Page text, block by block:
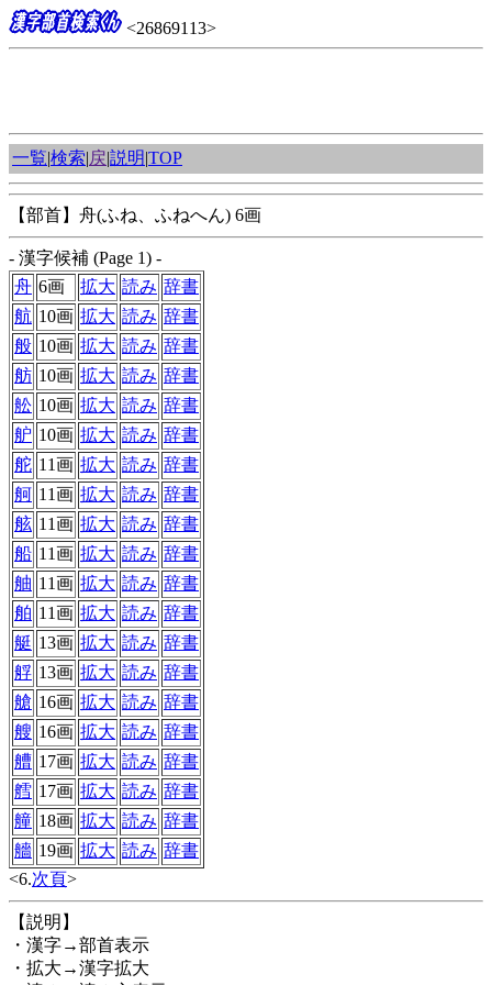
<26869113>
一覧|検索|戻|説明|TOP
【部首】舟(ふね、ふねへん) 6画
- 漢字候補 (Page 1) -
舟 6画 拡大 読み 辞書
航 10画 拡大 読み 辞書
般 10画 拡大 読み 辞書
舫 10画 拡大 読み 辞書
舩 10画 拡大 読み 辞書
舮 10画 拡大 読み 辞書
舵 11画 拡大 読み 辞書
舸 11画 拡大 読み 辞書
舷 11画 拡大 読み 辞書
船 11画 拡大 読み 辞書
舳 11画 拡大 読み 辞書
舶 11画 拡大 読み 辞書
艇 13画 拡大 読み 辞書
艀 13画 拡大 読み 辞書
艙 16画 拡大 読み 辞書
艘 16画 拡大 読み 辞書
艚 17画 拡大 読み 辞書
艝 17画 拡大 読み 辞書
艟 18画 拡大 読み 辞書
艢 19画 拡大 読み 辞書
<6.次頁>
【説明】
・漢字→部首表示
・拡大→漢字拡大